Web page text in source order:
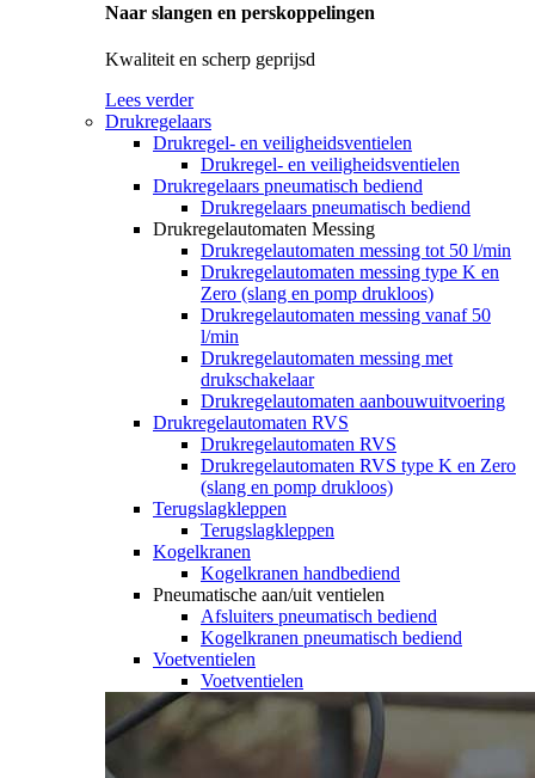
Naar slangen en perskoppelingen
Kwaliteit en scherp geprijsd
Lees verder
Drukregelaars
Drukregel- en veiligheidsventielen
Drukregel- en veiligheidsventielen
Drukregelaars pneumatisch bediend
Drukregelaars pneumatisch bediend
Drukregelautomaten Messing
Drukregelautomaten messing tot 50 l/min
Drukregelautomaten messing type K en
Zero (slang en pomp drukloos)
Drukregelautomaten messing vanaf 50
l/min
Drukregelautomaten messing met
drukschakelaar
Drukregelautomaten aanbouwuitvoering
Drukregelautomaten RVS
Drukregelautomaten RVS
Drukregelautomaten RVS type K en Zero
(slang en pomp drukloos)
Terugslagkleppen
Terugslagkleppen
Kogelkranen
Kogelkranen handbediend
Pneumatische aan/uit ventielen
Afsluiters pneumatisch bediend
Kogelkranen pneumatisch bediend
Voetventielen
Voetventielen